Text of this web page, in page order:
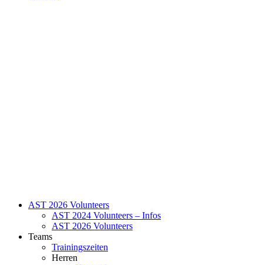
AST 2026 Volunteers
AST 2024 Volunteers – Infos
AST 2026 Volunteers
Teams
Trainingszeiten
Herren